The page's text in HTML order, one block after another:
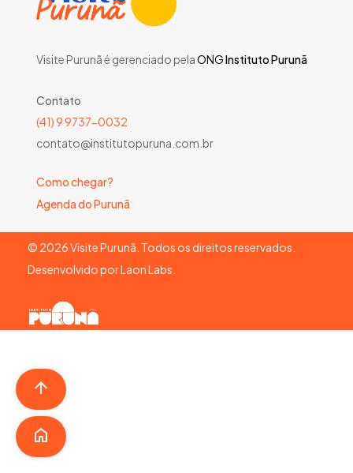
Visite Purunã é gerenciado pelaONGInstituto Purunã
Contato
(41) 9 9737-0032
contato@institutopuruna.com.br
Como chegar?
Agenda do Purunã
© 2026Visite Purunã. Todos os direitos reservados.
Desenvolvido porLaon Labs